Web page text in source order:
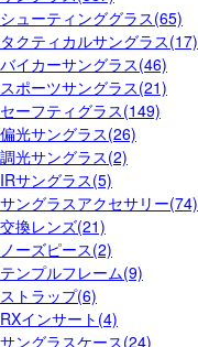
シューティンググラス(65)
タクティカルサングラス(17)
バイカーサングラス(46)
スポーツサングラス(21)
セーフティグラス(149)
偏光サングラス(26)
調光サングラス(2)
IRサングラス(5)
サングラスアクセサリー(74)
交換レンズ(21)
ノーズピース(2)
テンプルフレーム(9)
ストラップ(6)
RXインサート(4)
サングラスケース(24)